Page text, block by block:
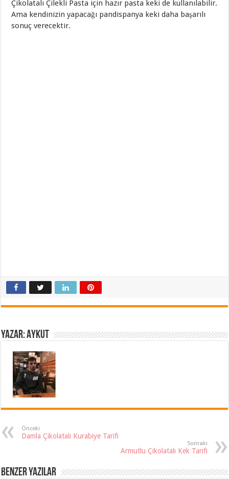
Çikolatalı Çilekli Pasta için hazır pasta keki de kullanılabilir.
Ama kendinizin yapacağı pandispanya keki daha başarılı
sonuç verecektir.
Yazar: Aykut
Önceki
Damla Çikolatalı Kurabiye Tarifi
Sonraki
Armutlu Çikolatalı Kek Tarifi
Benzer Yazılar